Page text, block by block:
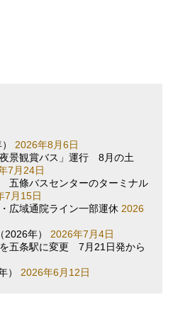
2026年8月6日
景観賞バス」運行 8月の土
7月24日
五條バスセンターのターミナル
7月15日
広域通院ライン一部運休 2026
年）
2026年7月4日
を五条駅に変更 7月21日発から
）
2026年6月12日